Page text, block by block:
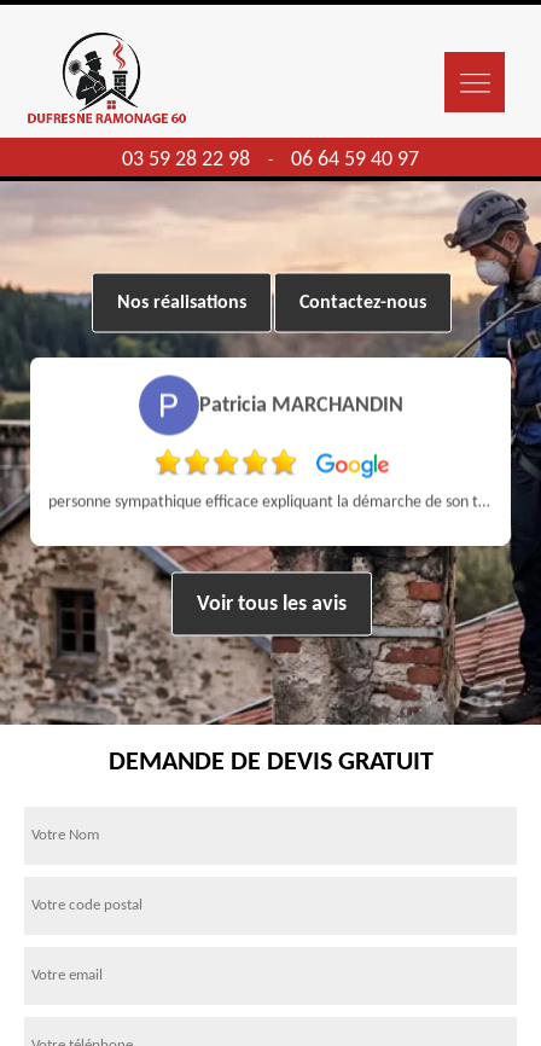
03 59 28 22 98 - 06 64 59 40 97
Nos réalisations Contactez-nous
Patricia MARCHANDIN
personne sympathique efficace expliquant la démarche de son travail pour un résultat de qualité . A recommander
Voir tous les avis
DEMANDE DE DEVIS GRATUIT